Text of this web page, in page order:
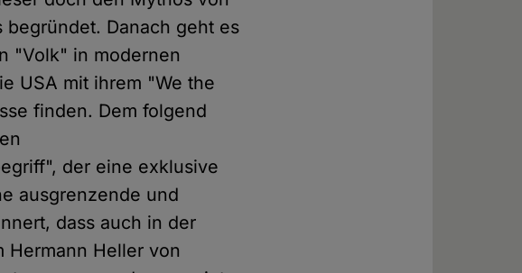
begründet. Danach geht es
"Volk" in modernen
USA mit ihrem "We the
finden. Dem folgend
der eine exklusive
ausgrenzende und
dass auch in der
Hermann Heller von